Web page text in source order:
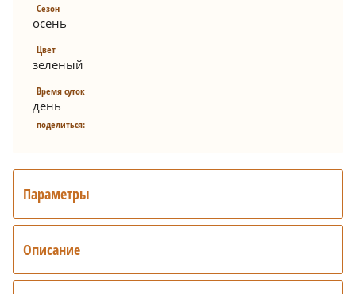
Сезон
осень
Цвет
зеленый
Время суток
день
поделиться:
Параметры
Описание